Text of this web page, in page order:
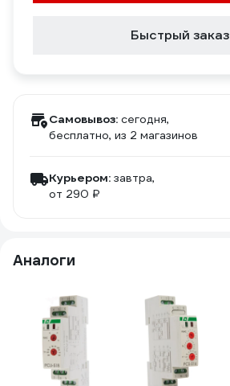
Быстрый заказ
Самовывоз: сегодня,
бесплатно, из 2 магазинов
Курьером: завтра,
от 290 ₽
Аналоги